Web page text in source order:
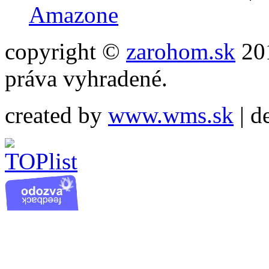
Amazone
copyright © zarohom.sk
práva vyhradené.
created by www.wms.sk |